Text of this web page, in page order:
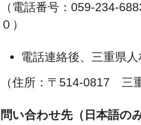
（電話番号：059-234-
０）
電話連絡後、三重県
（住所：〒514-0817 三
問い合わせ先（日本語のみ